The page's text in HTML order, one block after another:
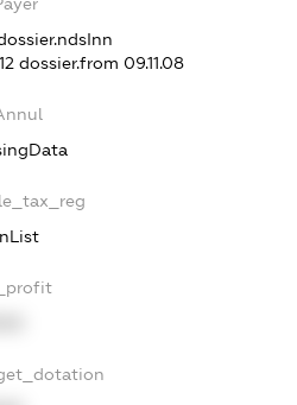
dossier.from 09.11.08